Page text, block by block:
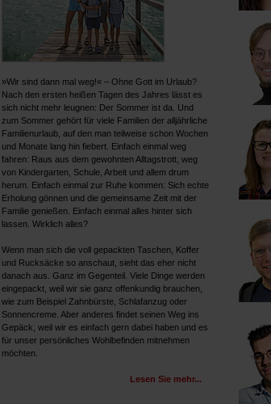
»Wir sind dann mal weg!« – Ohne Gott im Urlaub?
Nach den ersten heißen Tagen des Jahres lässt es
sich nicht mehr leugnen: Der Sommer ist da. Und
zum Sommer gehört für viele Familien der alljährliche
Familienurlaub, auf den man teilweise schon Wochen
und Monate lang hin fiebert. Einfach einmal weg
fahren: Raus aus dem gewohnten Alltagstrott, weg
von Kindergarten, Schule, Arbeit und allem drum
herum. Einfach einmal zur Ruhe kommen: Sich echte
Erholung gönnen und die gemeinsame Zeit mit der
Familie genießen. Einfach einmal alles hinter sich
lassen. Wirklich alles?
Wenn man sich die voll gepackten Taschen, Koffer
und Rucksäcke so anschaut, sieht das eher nicht
danach aus. Ganz im Gegenteil. Viele Dinge werden
eingepackt, weil wir sie ganz offenkundig brauchen,
wie zum Beispiel Zahnbürste, Schlafanzug oder
Sonnencreme. Aber anderes findet seinen Weg ins
Gepäck, weil wir es einfach gern dabei haben und es
für unser persönliches Wohlbefinden mitnehmen
möchten.
Lesen Sie mehr...